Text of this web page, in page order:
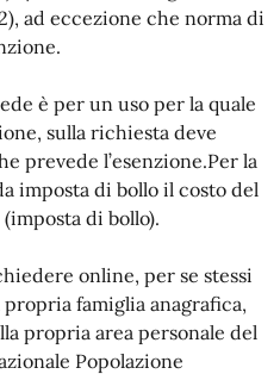
ad eccezione che norma di
è per un uso per la quale
sulla richiesta deve
prevede l’esenzione.Per la
imposta di bollo il costo del
di bollo).
online, per se stessi
famiglia anagrafica,
propria area personale del
Popolazione